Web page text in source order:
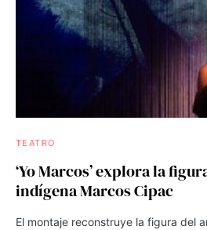
TEATRO
‘Yo Marcos’ explora la
indígena Marcos Cipac
El montaje reconstruye la figura del